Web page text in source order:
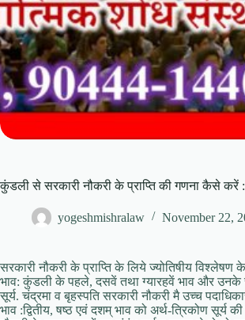
कुंडली से सरकारी नौकरी के प्राप्ति की गणना कैसे करें
yogeshmishralaw November 22,
सरकारी नौकरी के प्राप्ति के लिये ज्योतिषीय विश्लेषण
भाव: कुंडली के पहले, दसवें तथा ग्यारहवें भाव और उनके
सूर्य. चंद्रमा व बृहस्पति सरकारी नौकरी मै उच्च
भाव :द्वितीय, षष्ठ एवं दशम्‌ भाव को अर्थ-त्रिकोण सूर्य